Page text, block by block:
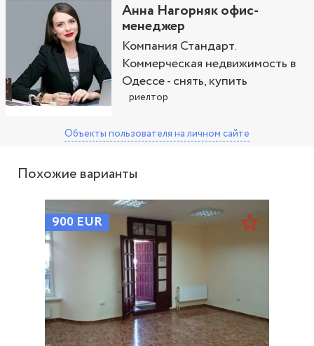
Анна Нагорняк офис-
менеджер
Компания Стандарт.
Коммерческая недвижимость в
Одессе - снять, купить
риелтор
Объекты пользователя на личном сайте
Похожие варианты
900 EUR